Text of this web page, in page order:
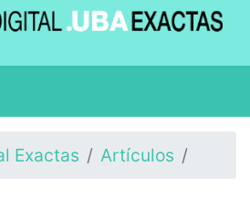
Exactas Artículos